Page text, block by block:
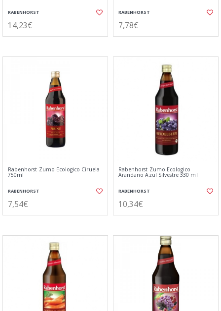
RABENHORST
14,23€
RABENHORST
7,78€
Rabenhorst Zumo Ecologico Ciruela
750ml
RABENHORST
7,54€
Rabenhorst Zumo Ecologico
Arandano Azul Silvestre 330 ml
RABENHORST
10,34€